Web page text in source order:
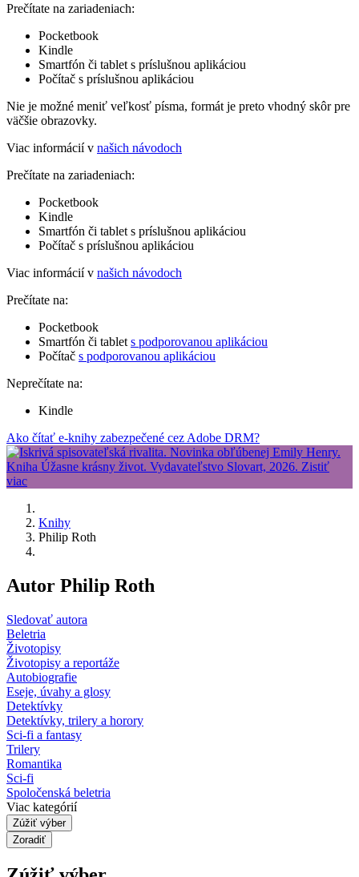
Prečítate na zariadeniach:
Pocketbook
Kindle
Smartfón či tablet s príslušnou aplikáciou
Počítač s príslušnou aplikáciou
Nie je možné meniť veľkosť písma, formát je preto vhodný skôr pre
väčšie obrazovky.
Viac informácií v našich návodoch
Prečítate na zariadeniach:
Pocketbook
Kindle
Smartfón či tablet s príslušnou aplikáciou
Počítač s príslušnou aplikáciou
Viac informácií v našich návodoch
Prečítate na:
Pocketbook
Smartfón či tablet s podporovanou aplikáciou
Počítač s podporovanou aplikáciou
Neprečítate na:
Kindle
Ako čítať e-knihy zabezpečené cez Adobe DRM?
Knihy
Philip Roth
Autor Philip Roth
Sledovať autora
Beletria
Životopisy
Životopisy a reportáže
Autobiografie
Eseje, úvahy a glosy
Detektívky
Detektívky, trilery a horory
Sci-fi a fantasy
Trilery
Romantika
Sci-fi
Spoločenská beletria
Viac kategórií
Zúžiť výber
Zoradiť